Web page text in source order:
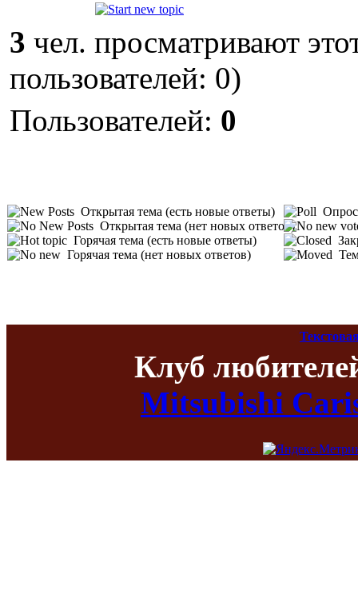
3 чел. просматривают
пользователей: 0)
Пользователей: 0
Открытая тема (есть новые ответы)
Открытая тема (нет новых ответов)
Горячая тема (есть новые ответы)
Горячая тема (нет новых ответов)
Опрос
Клуб
Mitsubishi